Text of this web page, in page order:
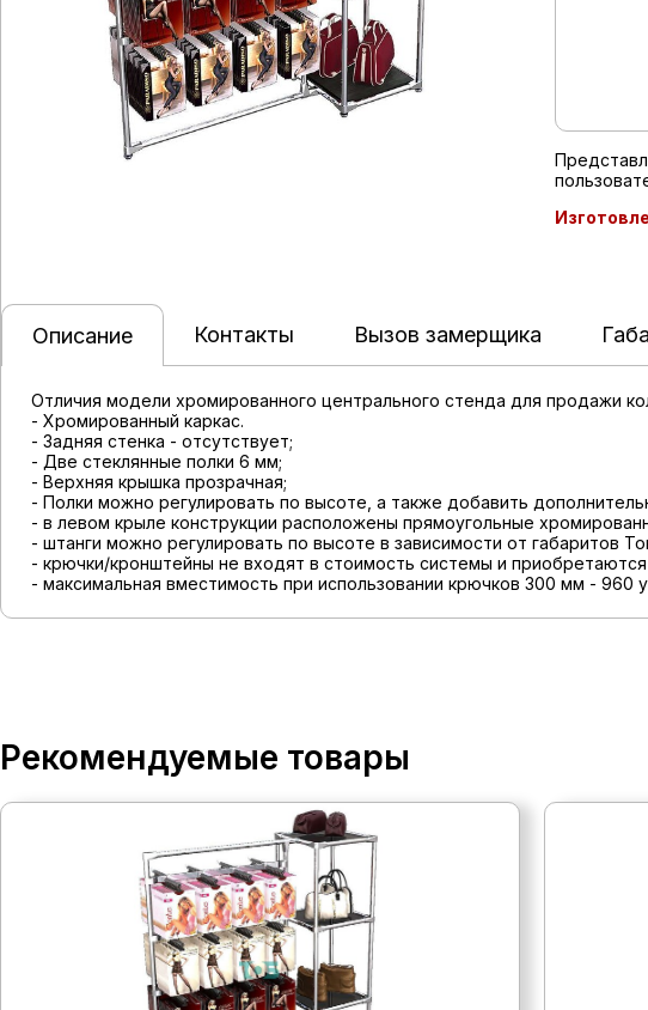
Описание Контакты Вызов замерщика
Отличия модели хромированного центрального стенда для продажи
- Хромированный каркас.
- Задняя стенка - отсутствует;
- Две стеклянные полки 6 мм;
- Верхняя крышка прозрачная;
- Полки можно регулировать по высоте, а также добавить
- в левом крыле конструкции расположены прямоугольные
- штанги можно регулировать по высоте в зависимости от габаритов
- крючки/кронштейны не входят в стоимость системы и
- максимальная вместимость при использовании крючков 300 мм - 960
Рекомендуемые товары